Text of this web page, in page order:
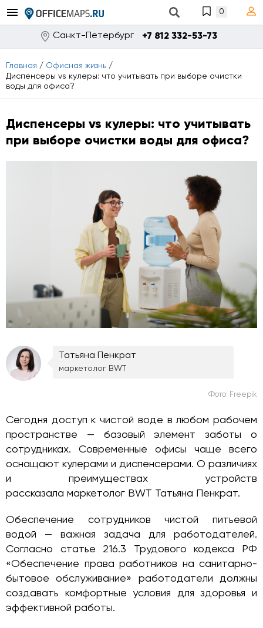
0
Санкт-Петербург +7 812 332-53-73
Главная / Офисная жизнь /
Диспенсеры vs кулеры: что учитывать при выборе очистки
воды для офиса?
Диспенсеры vs кулеры: что учитывать
при выборе очистки воды для офиса?
Татьяна Пенкрат
маркетолог BWT
Фото: Freepik
Сегодня доступ к чистой воде в любом рабочем
пространстве — базовый элемент заботы о
сотрудниках. Современные офисы чаще всего
оснащают кулерами и диспенсерами. О различиях
и преимуществах устройств
рассказала маркетолог BWT Татьяна Пенкрат.
Обеспечение сотрудников чистой питьевой
водой — важная задача для работодателей.
Согласно статье 216.3 Трудового кодекса РФ
«Обеспечение права работников на санитарно-
бытовое обслуживание» работодатели должны
создавать комфортные условия для здоровья и
эффективной работы.